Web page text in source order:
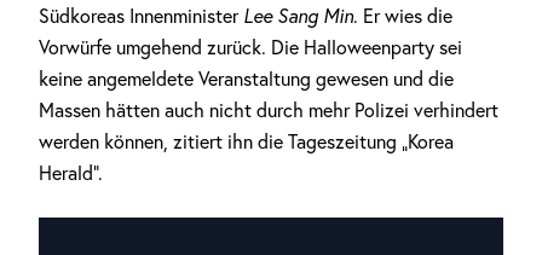
Südkoreas Innenminister Lee Sang Min. Er wies die
Vorwürfe umgehend zurück. Die Halloweenparty sei
keine angemeldete Veranstaltung gewesen und die
Massen hätten auch nicht durch mehr Polizei verhindert
werden können, zitiert ihn die Tageszeitung „Korea
Herald“.